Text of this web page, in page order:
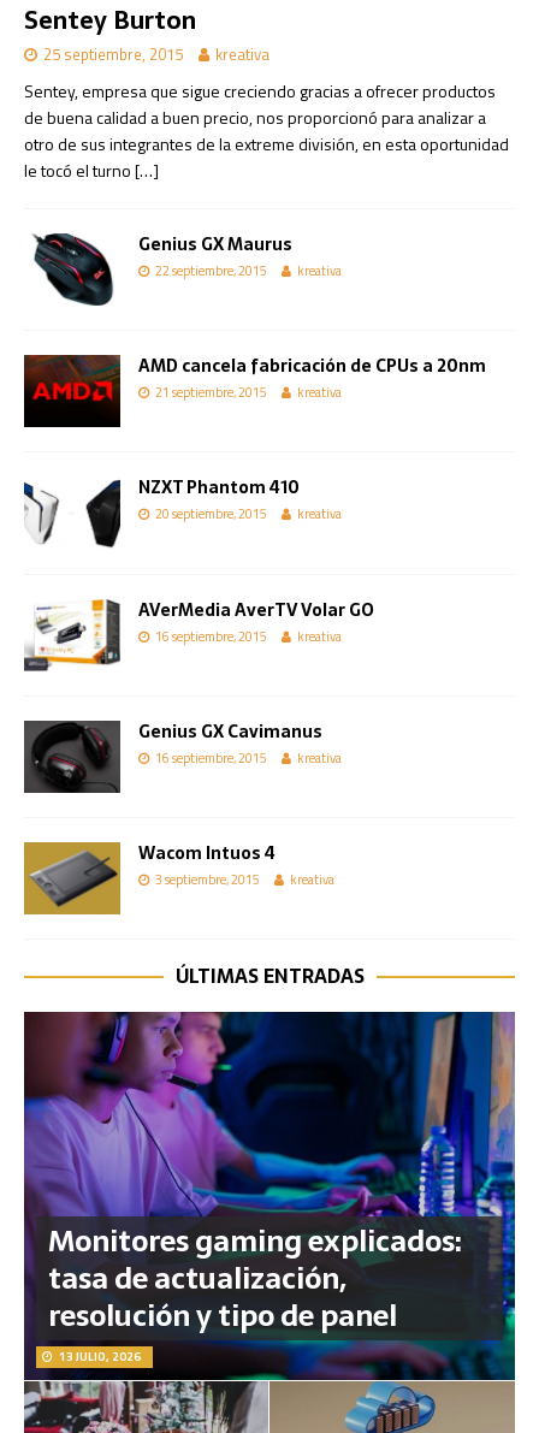
Sentey Burton
25 septiembre, 2015 kreativa
Sentey, empresa que sigue creciendo gracias a ofrecer productos
de buena calidad a buen precio, nos proporcionó para analizar a
otro de sus integrantes de la extreme división, en esta oportunidad
le tocó el turno[…]
Genius GX Maurus
22 septiembre, 2015 kreativa
AMD cancela fabricación de CPUs a 20nm
21 septiembre, 2015 kreativa
NZXT Phantom 410
20 septiembre, 2015 kreativa
AVerMedia AverTV Volar GO
16 septiembre, 2015 kreativa
Genius GX Cavimanus
16 septiembre, 2015 kreativa
Wacom Intuos 4
3 septiembre, 2015 kreativa
ÚLTIMAS ENTRADAS
Monitores gaming explicados:
tasa de actualización,
resolución y tipo de panel
13 JULIO, 2026